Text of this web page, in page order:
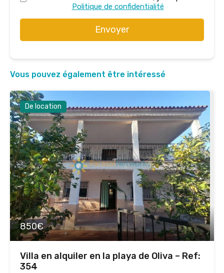
Politique de confidentialité
Envoyer
Vous pouvez également être intéressé
De location
850€
Villa en alquiler en la playa de Oliva – Ref:
354